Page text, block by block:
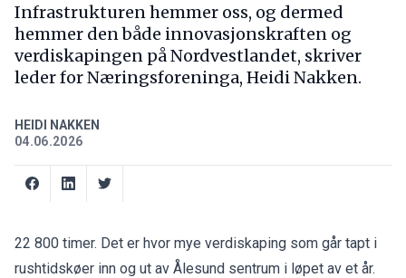
Infrastrukturen hemmer oss, og dermed
hemmer den både innovasjonskraften og
verdiskapingen på Nordvestlandet, skriver
leder for Næringsforeninga, Heidi Nakken.
HEIDI NAKKEN
04.06.2026
22 800 timer. Det er hvor mye verdiskaping som går tapt i
rushtidskøer inn og ut av Ålesund sentrum i løpet av et år.